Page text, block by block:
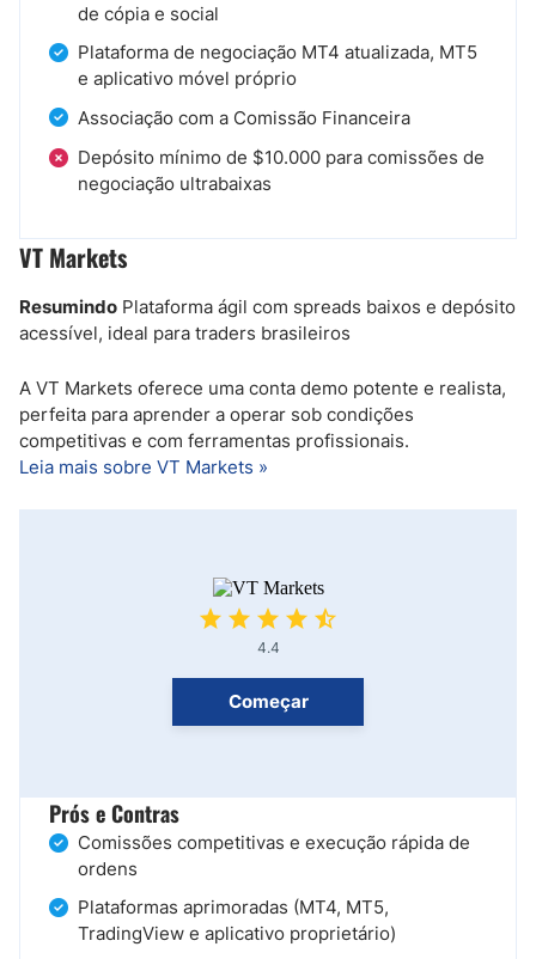
de cópia e social
Plataforma de negociação MT4 atualizada, MT5
e aplicativo móvel próprio
Associação com a Comissão Financeira
Depósito mínimo de $10.000 para comissões de
negociação ultrabaixas
VT Markets
Resumindo Plataforma ágil com spreads baixos e depósito
acessível, ideal para traders brasileiros
A VT Markets oferece uma conta demo potente e realista,
perfeita para aprender a operar sob condições
competitivas e com ferramentas profissionais.
Leia mais sobre VT Markets »
4.4
Começar
Prós e Contras
Comissões competitivas e execução rápida de
ordens
Plataformas aprimoradas (MT4, MT5,
TradingView e aplicativo proprietário)